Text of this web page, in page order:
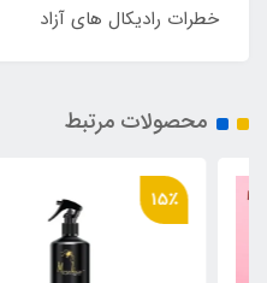
خطرات رادیکال های آزاد
محصولات مرتبط